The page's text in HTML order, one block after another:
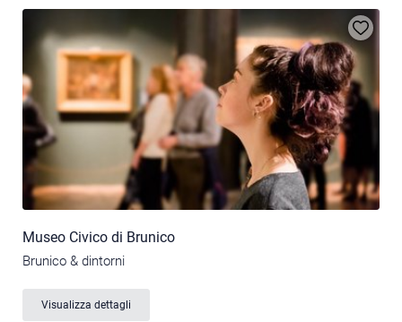
Museo Civico di Brunico
Brunico & dintorni
Visualizza dettagli